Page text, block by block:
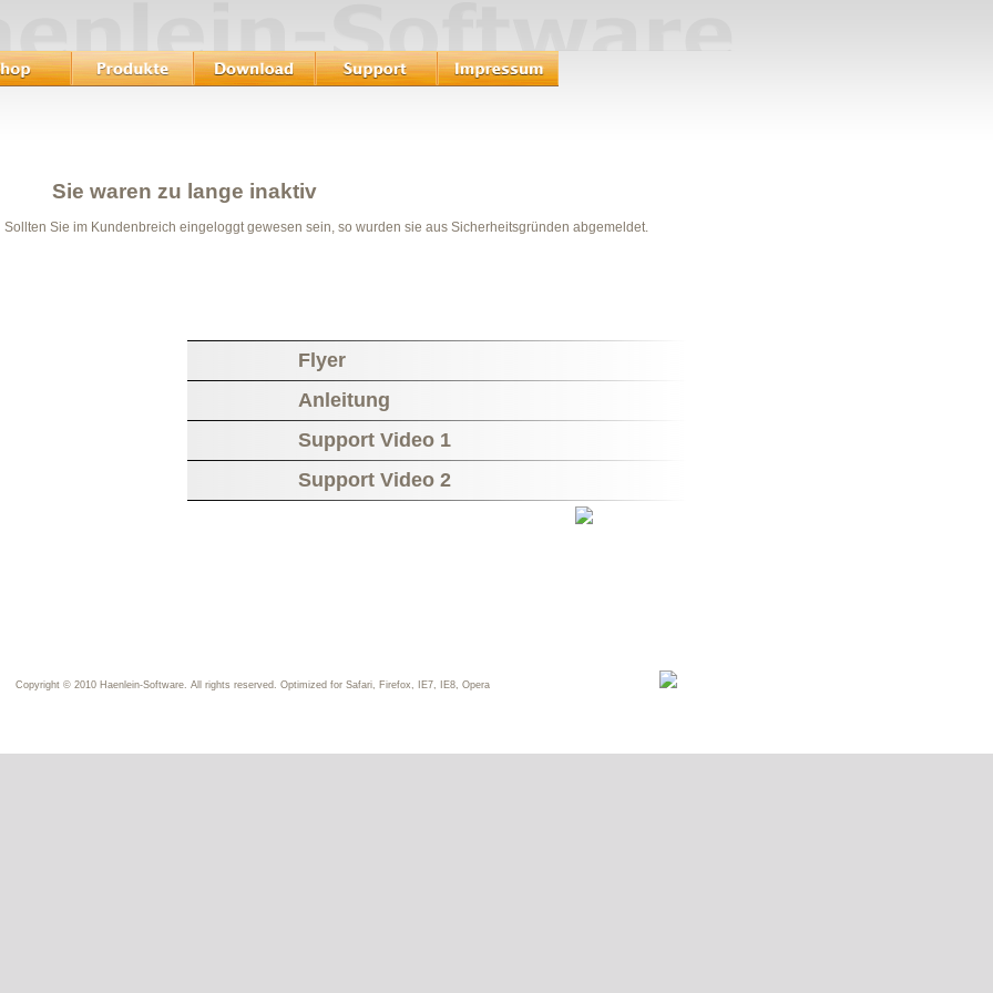
Sie waren zu lange inaktiv
Sollten Sie im Kundenbreich eingeloggt gewesen sein, so wurden sie aus Sicherheitsgründen abgemeldet.
Flyer
Anleitung
Support Video 1
Support Video 2
Copyright © 2010 Haenlein-Software. All rights reserved. Optimized for Safari, Firefox, IE7, IE8, Opera